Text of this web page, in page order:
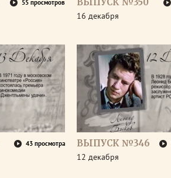
55 просмотров
16 декабря
43 просмотра ВЫПУСК №346
12 декабря